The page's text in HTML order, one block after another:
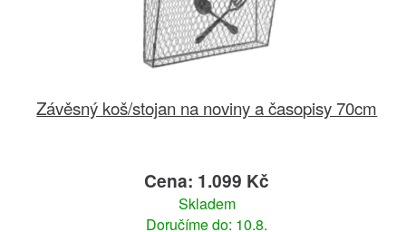
Závěsný koš/stojan na noviny a časopisy 70cm
Cena: 1.099 Kč
Skladem
Doručíme do: 10.8.